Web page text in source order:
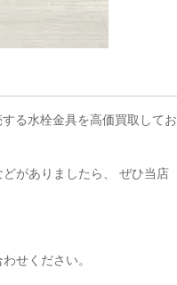
る水栓金具を高価買取してお
がありましたら、 ぜひ当店
せください。